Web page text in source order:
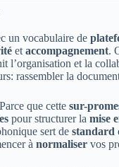
un vocabulaire de
et accompagnement.
l’organisation et la
rassembler la
que cette sur-
pour structurer la mise
sert de standard
à normaliser vos